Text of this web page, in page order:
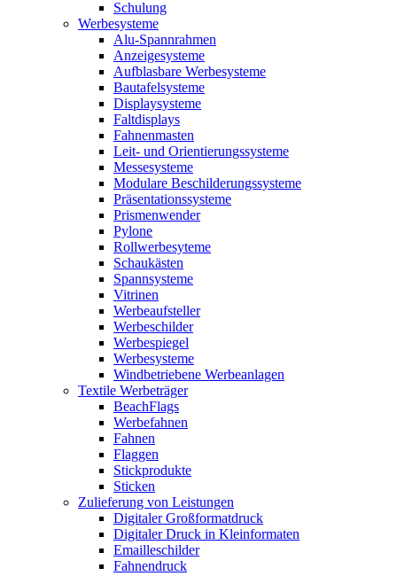
Schulung
Werbesysteme
Alu-Spannrahmen
Anzeigesysteme
Aufblasbare Werbesysteme
Bautafelsysteme
Displaysysteme
Faltdisplays
Fahnenmasten
Leit- und Orientierungssysteme
Messesysteme
Modulare Beschilderungssysteme
Präsentationssysteme
Prismenwender
Pylone
Rollwerbesyteme
Schaukästen
Spannsysteme
Vitrinen
Werbeaufsteller
Werbeschilder
Werbespiegel
Werbesysteme
Windbetriebene Werbeanlagen
Textile Werbeträger
BeachFlags
Werbefahnen
Fahnen
Flaggen
Stickprodukte
Sticken
Zulieferung von Leistungen
Digitaler Großformatdruck
Digitaler Druck in Kleinformaten
Emailleschilder
Fahnendruck